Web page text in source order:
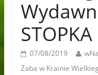
STOPKA
07/08/2019
Żaba w Krainie